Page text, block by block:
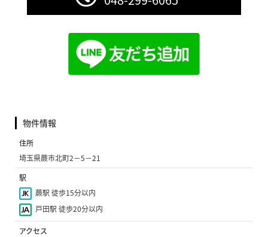
物件情報
住所
埼玉県蕨市北町2−5−21
駅
蕨駅 徒歩15分以内
戸田駅 徒歩20分以内
アクセス